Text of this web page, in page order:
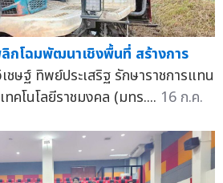
กโฉมพัฒนาเชิงพื้นที่ สร้างการ
ษฐ์ ทิพย์ประเสริฐ รักษาราชการแทน
คโนโลยีราชมงคล (มทร.... 16 ก.ค.